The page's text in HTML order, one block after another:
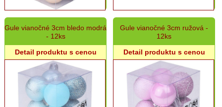
Gule vianočné 3cm bledo modrá
- 12ks
Detail produktu s cenou
Gule vianočné 3cm ružová -
12ks
Detail produktu s cenou